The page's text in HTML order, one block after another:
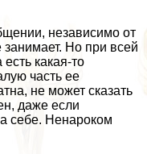
независимо от
Но при всей
какая-то
часть ее
не может сказать
даже если
себе. Ненароком